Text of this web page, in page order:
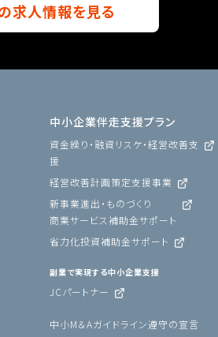
求人情報を見る
中小企業伴走支援プラン
資金繰り・融資リスケ・経営改善支
援
経営改善計画策定支援事業
新事業進出・ものづくり
商業サービス補助金サポート
省力化投資補助金サポート
副業で実現する中小企業支援
JCパートナー
中小M＆Aガイドライン遵守の宣言